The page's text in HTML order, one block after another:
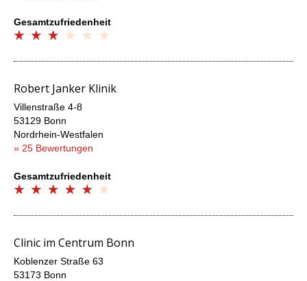
Gesamtzufriedenheit
Robert Janker Klinik
Villenstraße 4-8
53129 Bonn
Nordrhein-Westfalen
» 25 Bewertungen
Gesamtzufriedenheit
Clinic im Centrum Bonn
Koblenzer Straße 63
53173 Bonn